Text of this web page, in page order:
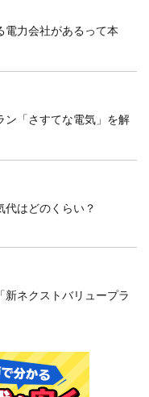
電力会社があるって本
ン「さすてな電気」を解
代はどのくらい？
新ネクストバリュープラ